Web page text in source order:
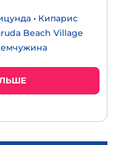
• Кипарис
Beach Village